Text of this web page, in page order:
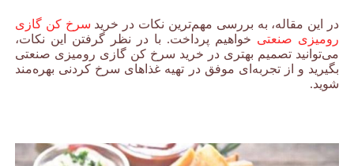
در این مقاله، به بررسی مهم‌ترین نکات در خرید سرخ کن گازی
رومیزی صنعتی خواهیم پرداخت. با در نظر گرفتن این نکات،
می‌توانید تصمیم بهتری در خرید سرخ کن گازی رومیزی صنعتی
بگیرید و از تجربه‌ای موفق در تهیه غذاهای سرخ کردنی بهره‌مند
شوید.